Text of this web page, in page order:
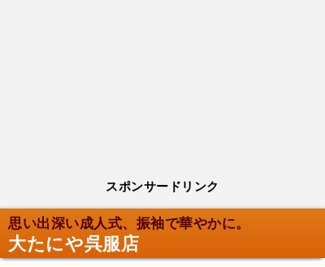
スポンサードリンク
思い出深い成人式、振袖で華やかに。
大たにや呉服店